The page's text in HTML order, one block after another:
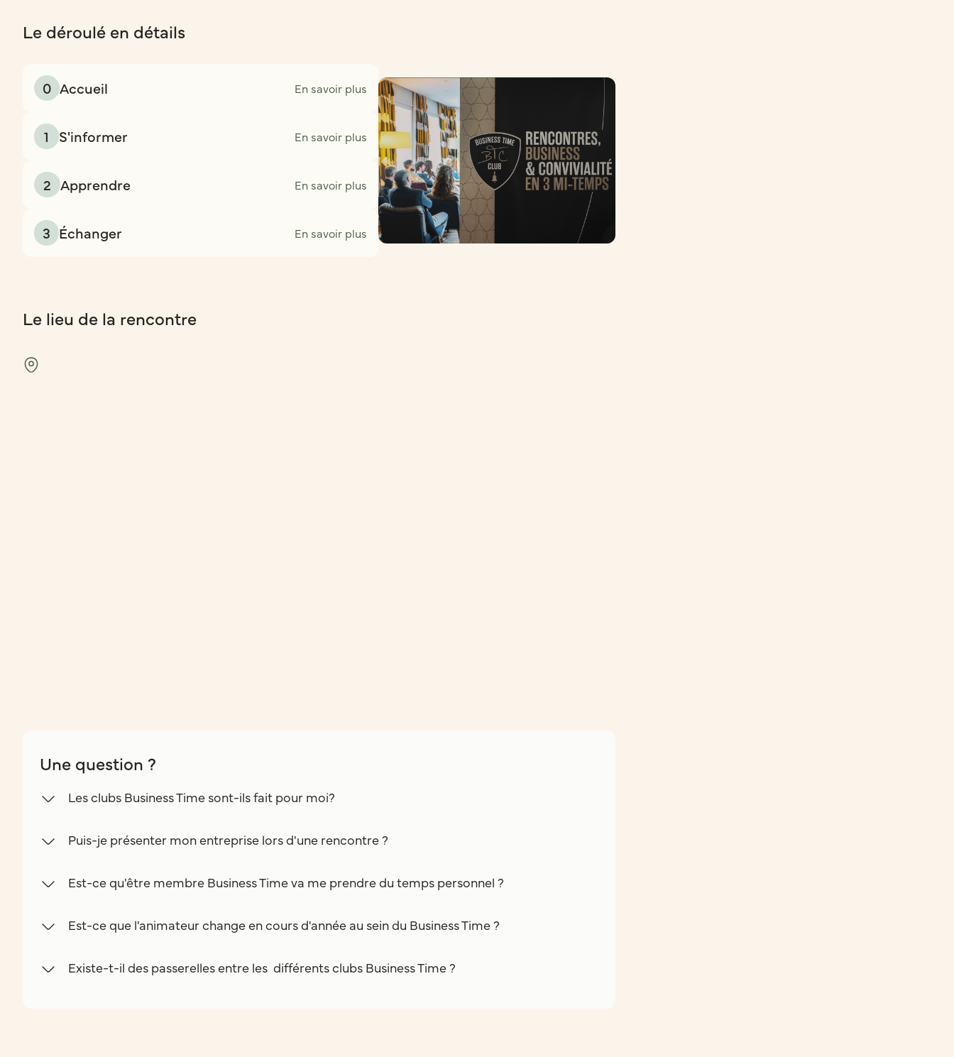
Le déroulé en détails
0 Accueil En savoir plus
1 S'informer En savoir plus
2 Apprendre En savoir plus
3 Échanger En savoir plus
Le lieu de la rencontre
Une question ?
Les clubs Business Time sont-ils fait pour moi?
Puis-je présenter mon entreprise lors d'une rencontre ?
Est-ce qu'être membre Business Time va me prendre du temps personnel ?
Est-ce que l'animateur change en cours d'année au sein du Business Time ?
Existe-t-il des passerelles entre les différents clubs Business Time ?